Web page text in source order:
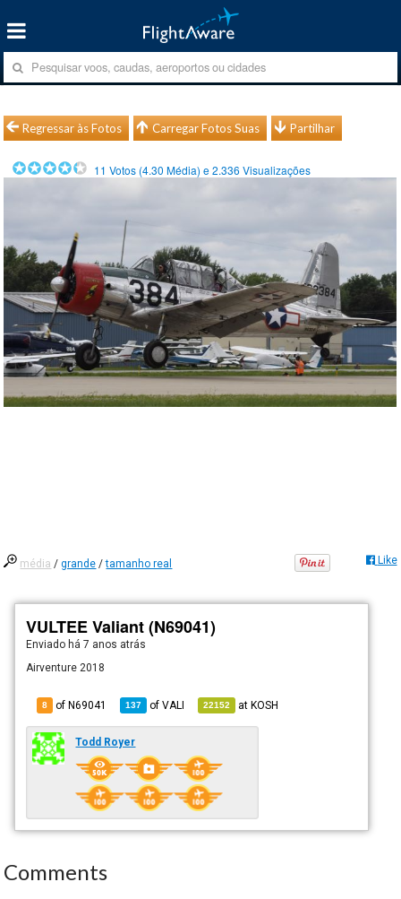
Regressar às Fotos Carregar Fotos Suas Partilhar
11 Votos (4.30 Média) e2.336 Visualizações
média /grande /tamanho real Like
VULTEE Valiant (N69041)
Enviado há7 anos atrás
Airventure 2018
8 of N69041 137 ofVALI 22152 atKOSH
Todd Royer
Comments